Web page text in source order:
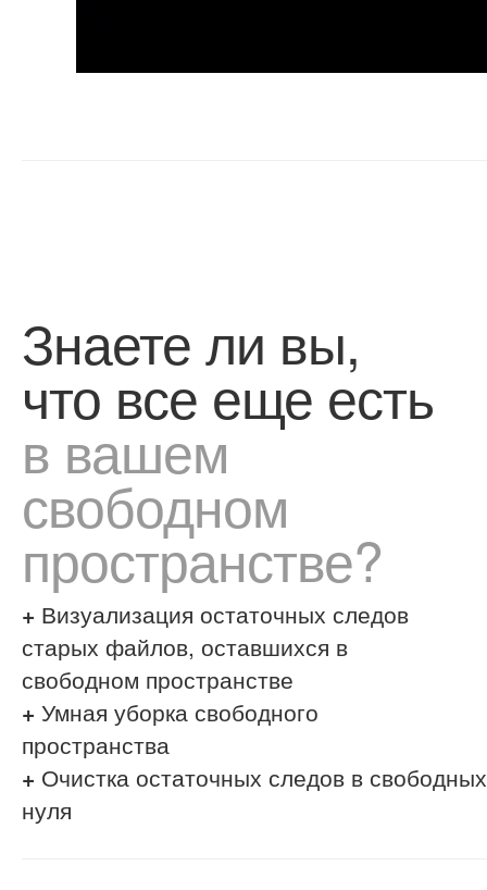
Знаете ли вы,
что все еще есть
в вашем
свободном
пространстве?
+ Визуализация остаточных следов
старых файлов, оставшихся в
свободном пространстве
+ Умная уборка свободного
пространства
+ Очистка остаточных следов в
нуля